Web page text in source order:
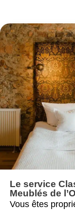
Le service
Meublés de
Vous êtes